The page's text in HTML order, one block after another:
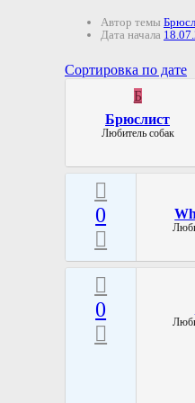
Автор темы
Дата начала
Сортировка по дате
Б
Брюслист
Любитель собак
0
0